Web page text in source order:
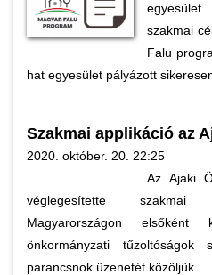
szakmai
Falu
hat egyesület pályázott
Szakmai applikáció az
2020. október. 20. 22:25
Az Ajaki
véglegesítette szakmai
Magyarországon
önkormányzati tűzoltóságok
parancsnok üzenetét közöljük.